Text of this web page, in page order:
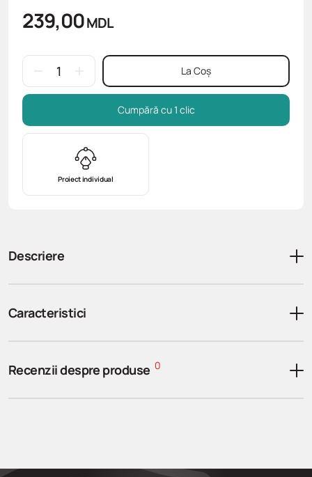
Proiect individual
239,00MDL
La Coș
Cumpără cu 1 clic
Descriere
Caracteristici
Recenzii despre produse 0